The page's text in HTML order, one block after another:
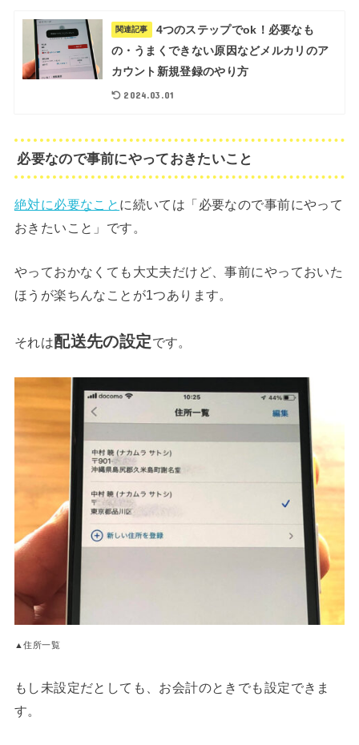
関連記事
4つのステップでok！必要なも
の・うまくできない原因などメルカリのア
カウント新規登録のやり方
2024.03.01
必要なので事前にやっておきたいこと
絶対に必要なこと に続いては「必要なので事前にやって
おきたいこと」です。
やっておかなくても大丈夫だけど、事前にやっておいた
ほうが楽ちんなことが1つあります。
それは配送先の設定です。
▲住所一覧
もし未設定だとしても、お会計のときでも設定できま
す。